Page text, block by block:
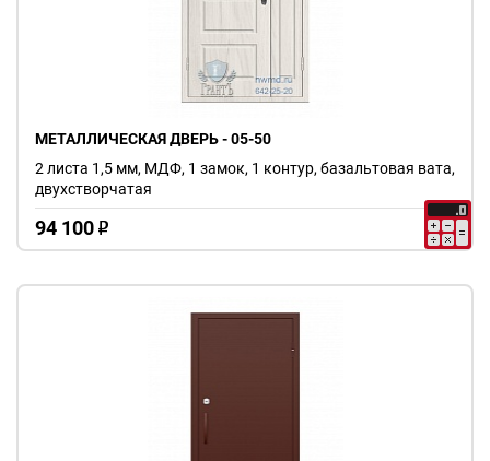
МЕТАЛЛИЧЕСКАЯ ДВЕРЬ - 05-50
94 100 o
2 листа 1,5 мм, МДФ, 1 замок, 1 контур, базальтовая вата,
двухстворчатая